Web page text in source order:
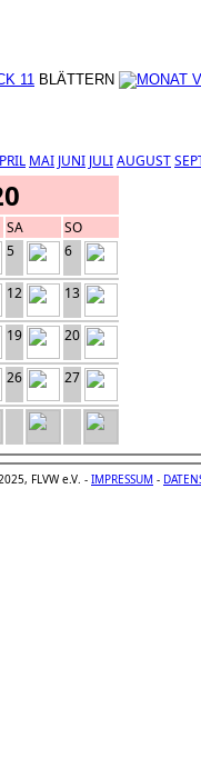
BLÄTTERN
MAI JUNI JULIAUGUST
SA
SO
5 6
12 13
19 20
26 27
FLVW e.V. - IMPRESSUM -